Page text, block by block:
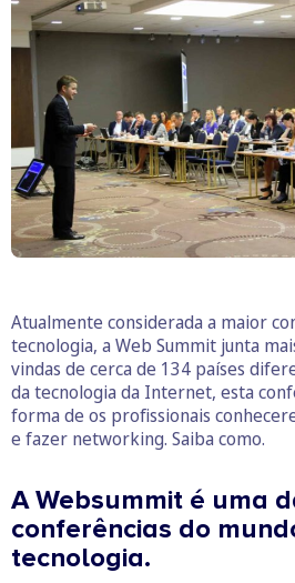
Atualmente considerada a maior
tecnologia, a Web Summit junta
vindas de cerca de 134 países
da tecnologia da Internet, esta
forma de os profissionais
e fazer networking. Saiba como.
A Websummit é uma
conferências do
tecnologia.